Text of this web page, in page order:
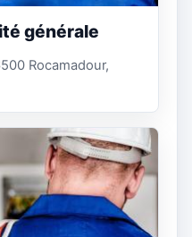
générale
Rocamadour,